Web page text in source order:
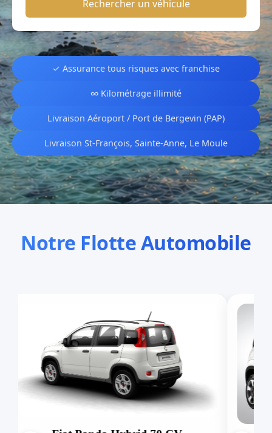
✓ Assurance tous risques avec franchise
∞ Kilométrage illimité
Livraison Aéroport / Port de Bergevin (PAP)
Livraison St-François, Sainte-Anne, Le Moule
Notre Flotte Automobile